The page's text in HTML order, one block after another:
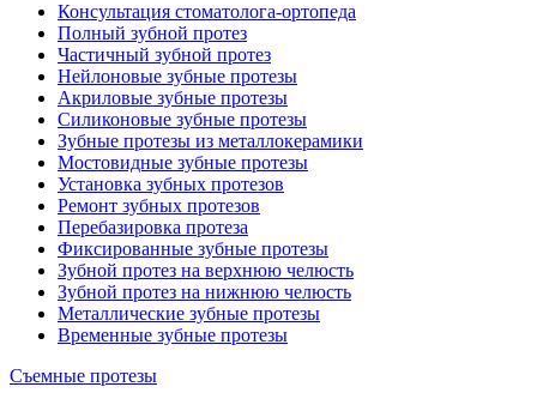
Консультация стоматолога-ортопеда
Полный зубной протез
Частичный зубной протез
Нейлоновые зубные протезы
Акриловые зубные протезы
Силиконовые зубные протезы
Зубные протезы из металлокерамики
Мостовидные зубные протезы
Установка зубных протезов
Ремонт зубных протезов
Перебазировка протеза
Фиксированные зубные протезы
Зубной протез на верхнюю челюсть
Зубной протез на нижнюю челюсть
Металлические зубные протезы
Временные зубные протезы
Съемные протезы